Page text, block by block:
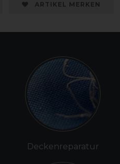
ARTIKEL MERKEN
Deckenreparatur